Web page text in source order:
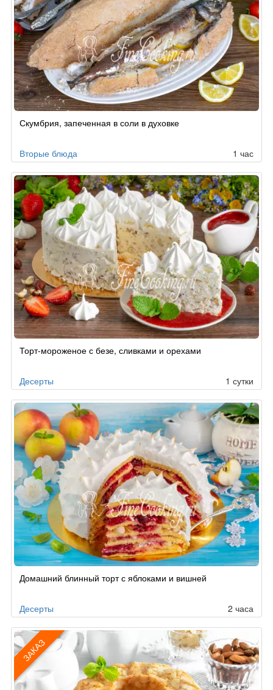
Скумбрия, запеченная в соли в духовке
Вторые блюда 1 час
Торт-мороженое с безе, сливками и орехами
Десерты 1 сутки
Домашний блинный торт с яблоками и вишней
Десерты 2 часа
ЗАКАЗ